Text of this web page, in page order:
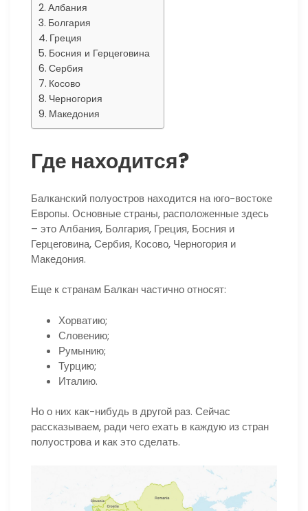
Албания
Болгария
Греция
Босния и Герцеговина
Сербия
Косово
Черногория
Македония
Где находится?
Балканский полуостров находится на юго-востоке
Европы. Основные страны, расположенные здесь
– это Албания, Болгария, Греция, Босния и
Герцеговина, Сербия, Косово, Черногория и
Македония.
Еще к странам Балкан частично относят:
Хорватию;
Словению;
Румынию;
Турцию;
Италию.
Но о них как-нибудь в другой раз. Сейчас
рассказываем, ради чего ехать в каждую из стран
полуострова и как это сделать.